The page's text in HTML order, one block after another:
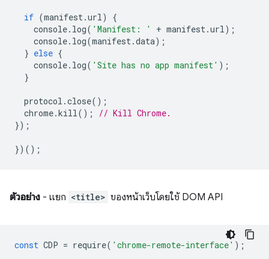
if (manifest.url)
{
console. log( 'Manifest: ' + manifest.url);
console. log(manifest.data);
} else {
console. log( 'Site has no app manifest' );
}
protocol .close();
chrome.kill();
// Kill Chrome.
});
})();
ตัวอย่าง - แยก <title> ของหน้าเว็บโดยใช้ DOM API
const CDP = require( 'chrome-remote-interface' );